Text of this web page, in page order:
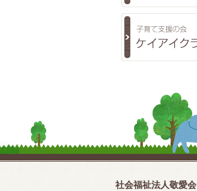
社会福祉法人敬愛会